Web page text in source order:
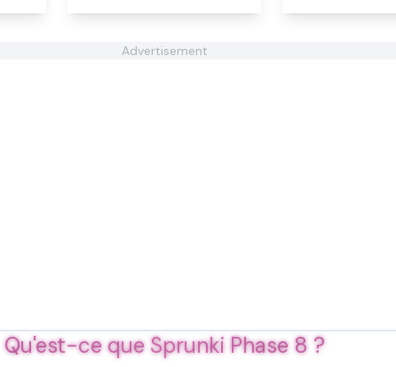
Advertisement
Qu'est-ce que Sprunki Phase 8 ?